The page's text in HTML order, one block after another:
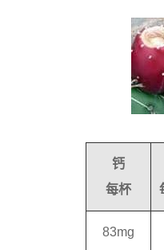
钙
每杯
83mg